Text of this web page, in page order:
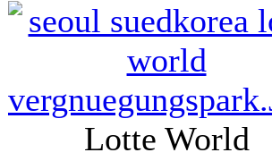
Lotte World